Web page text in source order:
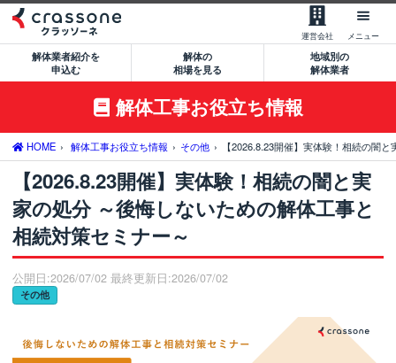
運営会社 メニュー
【無料】一括見積もりを申込む
0120-479-033
サービスの流れ
サービスのメリット
解体業者の特徴
サポート窓口のご案内
運営会社について
解体業者紹介を
申込む
解体の
相場を見る
地域別の
解体業者
解体工事お役立ち情報
HOME 解体工事お役立ち情報 その他 【2026.8.23開催】実体験！相続の闇
【2026.8.23開催】実体験！相続の闇と実
家の処分 ～後悔しないための解体工事と
相続対策セミナー～
公開日:2026/07/02 最終更新日:2026/07/02
その他